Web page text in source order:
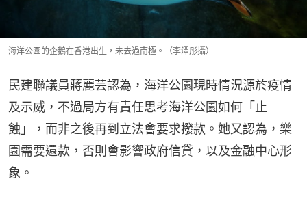
海洋公園的企鵝在香港出生，未去過南極。（李澤彤攝）
民建聯議員蔣麗芸認為，海洋公園現時情況源於疫情
及示威，不過局方有責任思考海洋公園如何「止
蝕」，而非之後再到立法會要求撥款。她又認為，樂
園需要還款，否則會影響政府信貸，以及金融中心形
象。